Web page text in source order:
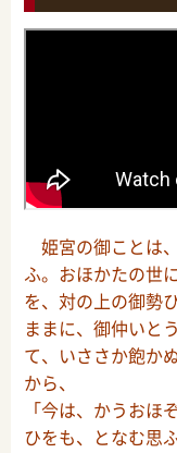
姫宮の御ことは
ふ。おほかたの世
を、対の上の御勢
ままに、御仲いと
て、いささか飽か
から、
「今は、かうお
ひをも、となむ思